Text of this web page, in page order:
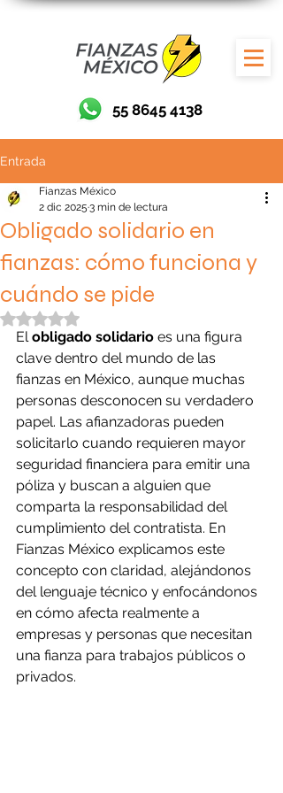
55 8645 4138
Entrada
Obligado solidario en
fianzas: cómo funciona y
cuándo se pide
Fianzas México
2 dic 2025 3 min de lectura
Obtuvo NaN de 5 estrellas.
El obligado solidario es una figura
clave dentro del mundo de las
fianzas en México, aunque muchas
personas desconocen su verdadero
papel. Las afianzadoras pueden
solicitarlo cuando requieren mayor
seguridad financiera para emitir una
póliza y buscan a alguien que
comparta la responsabilidad del
cumplimiento del contratista. En
Fianzas México explicamos este
concepto con claridad, alejándonos
del lenguaje técnico y enfocándonos
en cómo afecta realmente a
empresas y personas que necesitan
una fianza para trabajos públicos o
privados.